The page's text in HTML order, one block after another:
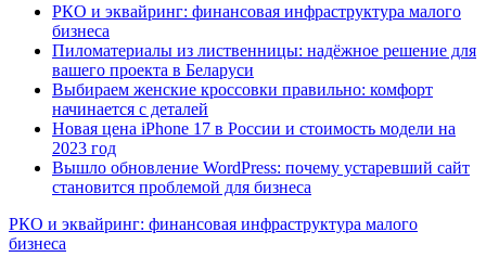
РКО и эквайринг: финансовая инфраструктура малого
бизнеса
Пиломатериалы из лиственницы: надёжное решение для
вашего проекта в Беларуси
Выбираем женские кроссовки правильно: комфорт
начинается с деталей
Новая цена iPhone 17 в России и стоимость модели на
2023 год
Вышло обновление WordPress: почему устаревший сайт
становится проблемой для бизнеса
РКО и эквайринг: финансовая инфраструктура малого
бизнеса